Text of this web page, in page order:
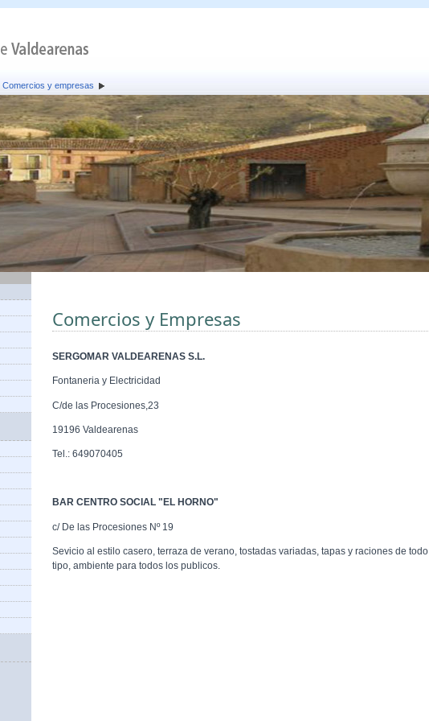
Comercios y empresas
Comercios y Empresas
SERGOMAR VALDEARENAS S.L.
Fontaneria y Electricidad
C/de las Procesiones,23
19196 Valdearenas
Tel.: 649070405
BAR CENTRO SOCIAL "EL HORNO"
c/ De las Procesiones Nº 19
Sevicio al estilo casero, terraza de verano, tostadas variadas, tapas y raciones de todo
tipo, ambiente para todos los publicos.